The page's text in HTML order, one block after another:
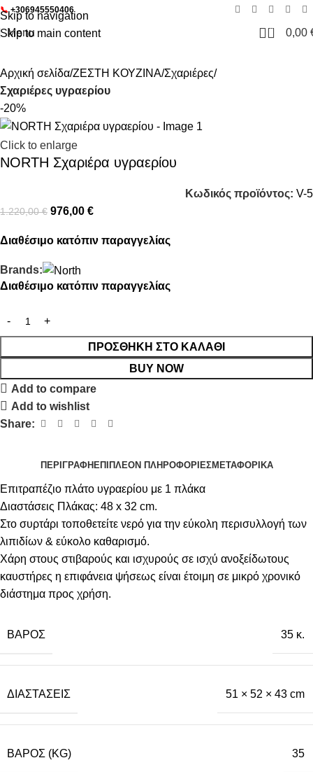
Skip to navigation
Skip to main content
📞 +306945550406
Menu 0 0,00
Αρχική σελίδα ΖΕΣΤΗ ΚΟΥΖΙΝΑ Σχαριέρες
Σχαριέρες υγραερίου
-20%
Click to enlarge
NORTH Σχαριέρα υγραερίου
Κωδικός προϊόντος: V-5
1.220,00€ 976,00 €
Διαθέσιμο κατόπιν παραγγελίας
Brands:
Διαθέσιμο κατόπιν παραγγελίας
ΠΡΟΣΘΉΚΗ ΣΤΟ ΚΑΛΆΘΙ
BUY NOW
Add to compare
Add to wishlist
Share:
ΠΕΡΙΓΡΑΦΉ ΕΠΙΠΛΈΟΝ ΠΛΗΡΟΦΟΡΊΕΣΜΕΤΑΦΟΡΙΚΆ
Επιτραπέζιο πλάτο υγραερίου με 1 πλάκα
Διαστάσεις Πλάκας: 48 x 32 cm.
Στο συρτάρι τοποθετείτε νερό για την εύκολη περισυλλογή των
λιπιδίων & εύκολο καθαρισμό.
Χάρη στους στιβαρούς και ισχυρούς σε ισχύ ανοξείδωτους
καυστήρες η επιφάνεια ψήσεως είναι έτοιμη σε μικρό χρονικό
διάστημα προς χρήση.
ΒΆΡΟΣ 35 κ.
ΔΙΑΣΤΆΣΕΙΣ 51 × 52 × 43 cm
ΒΆΡΟΣ (KG) 35